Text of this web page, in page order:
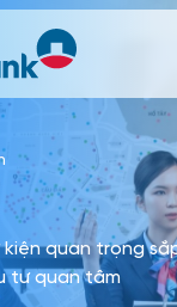
quan trọng
tư quan tâm